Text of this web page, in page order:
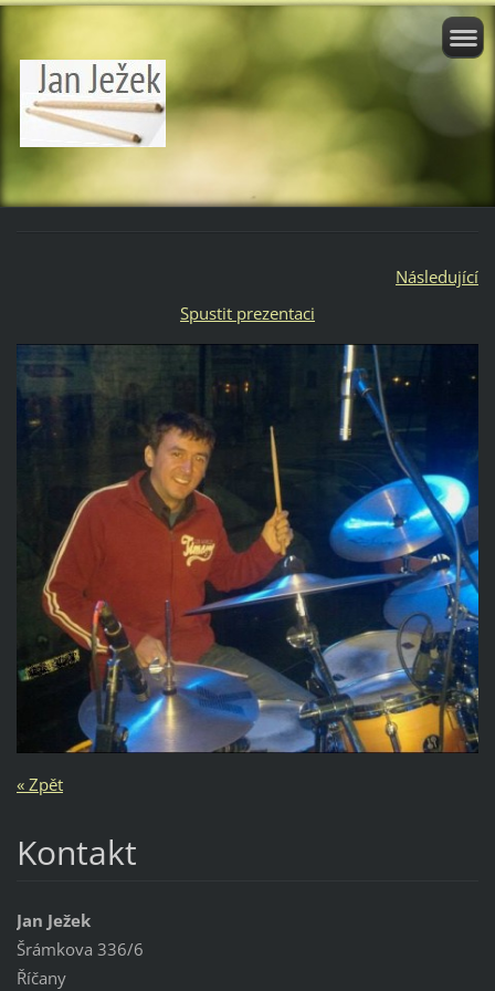
Následující
Spustit prezentaci
« Zpět
Kontakt
Jan Ježek
Šrámkova 336/6
Říčany